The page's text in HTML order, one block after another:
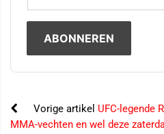
Vorige artikel UFC-legende
MMA-vechten en wel deze